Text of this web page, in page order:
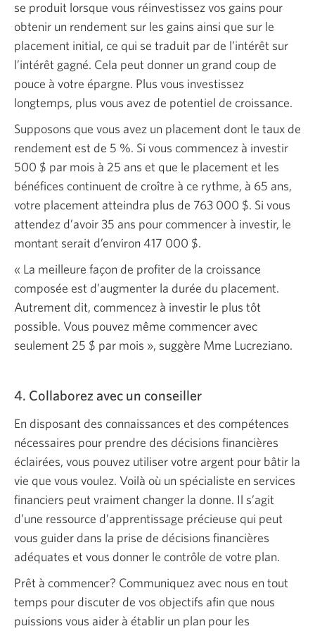
se produit lorsque vous réinvestissez vos gains pour
obtenir un rendement sur les gains ainsi que sur le
placement initial, ce qui se traduit par de l’intérêt sur
l’intérêt gagné. Cela peut donner un grand coup de
pouce à votre épargne. Plus vous investissez
longtemps, plus vous avez de potentiel de croissance.
Supposons que vous avez un placement dont le taux de
rendement est de 5 %. Si vous commencez à investir
500 $ par mois à 25 ans et que le placement et les
bénéfices continuent de croître à ce rythme, à 65 ans,
votre placement atteindra plus de 763 000 $. Si vous
attendez d’avoir 35 ans pour commencer à investir, le
montant serait d’environ 417 000 $.
« La meilleure façon de profiter de la croissance
composée est d’augmenter la durée du placement.
Autrement dit, commencez à investir le plus tôt
possible. Vous pouvez même commencer avec
seulement 25 $ par mois », suggère Mme Lucreziano.
4. Collaborez avec un conseiller
En disposant des connaissances et des compétences
nécessaires pour prendre des décisions financières
éclairées, vous pouvez utiliser votre argent pour bâtir la
vie que vous voulez. Voilà où un spécialiste en services
financiers peut vraiment changer la donne. Il s’agit
d’une ressource d’apprentissage précieuse qui peut
vous guider dans la prise de décisions financières
adéquates et vous donner le contrôle de votre plan.
Prêt à commencer? Communiquez avec nous en tout
temps pour discuter de vos objectifs afin que nous
puissions vous aider à établir un plan pour les